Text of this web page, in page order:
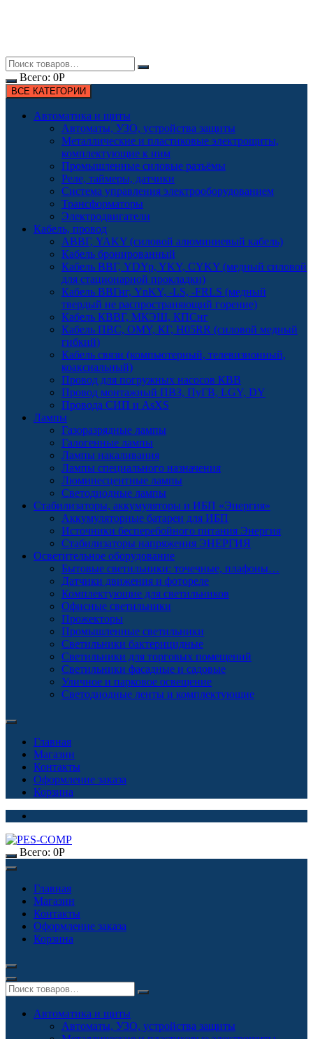
Всего: 0Р
ВСЕ КАТЕГОРИИ
Автоматика и щиты
Автоматы, УЗО, устройства защиты
Металлические и пластиковые электрощиты,
комплектующие к ним
Промышленные силовые разъёмы
Реле, таймеры, датчики
Система управления электрооборудованием
Трансформаторы
Электродвигатели
Кабель, провод
АВВГ, YAKY (силовой алюминиевый кабель)
Кабель бронированный
Кабель ВВГ, YDYp, YKY, CYKY (медный силовой
для стационарной прокладки)
Кабель ВВГнг, YnKY, -LS, -FRLS (медный
твердый не распространяющий горение)
Кабель КВВГ, МКЭШ, КПСнг
Кабель ПВС, OMY, КГ, H05RR (силовой медный
гибкий)
Кабель связи (компьютерный, телевизионный,
коаксиальный)
Провод для погружных насосов КВВ
Провод монтажный ПВЗ, ПуГВ, LGY, DY
Провода СИП и AsXS
Лампы
Газоразрядные лампы
Галогенные лампы
Лампы накаливания
Лампы специального назначения
Люминесцентные лампы
Светодиодные лампы
Стабилизаторы, аккумуляторы и ИБП «Энергия»
Аккумуляторные батареи для ИБП
Источники бесперебойного питания Энергия
Стабилизаторы напряжения ЭНЕРГИЯ
Осветительное оборудование
Бытовые светильники: точечные, плафоны…
Датчики движения и фотореле
Комплектующие для светильников
Офисные светильники
Прожекторы
Промышленные светильники
Светильники бактерицидные
Светильники для торговых помещений
Светильники фасадные и садовые
Уличное и парковое освещение
Светодиодные ленты и комплектующие
Главная
Магазин
Контакты
Оформление заказа
Корзина
Всего: 0Р
Главная
Магазин
Контакты
Оформление заказа
Корзина
Автоматика и щиты
Автоматы, УЗО, устройства защиты